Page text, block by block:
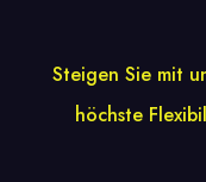
Steigen Sie mit
höchste